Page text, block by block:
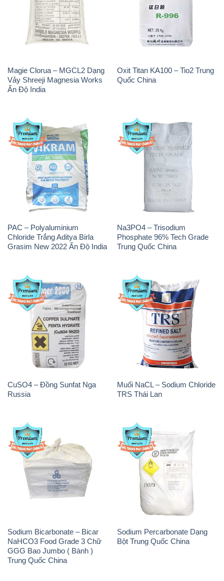
Magie Clorua – MGCL2 Dạng
Vảy Shreeji Magnesia Works
Ấn Độ India
Oxit Titan KA100 – Tio2 Trung
Quốc China
PAC – Polyaluminium
Chloride Trắng Aditya Birla
Grasim New 2022 Ấn Độ India
Na3PO4 – Trisodium
Phosphate 96% Tech Grade
Trung Quốc China
CuSO4 – Đồng Sunfat Nga
Russia
Muối NaCL – Sodium Chloride
TRS Thái Lan
Sodium Bicarbonate – Bicar
NaHCO3 Food Grade 3 Chữ
GGG Bao Jumbo ( Bành )
Trung Quốc China
Sodium Percarbonate Dạng
Bột Trung Quốc China